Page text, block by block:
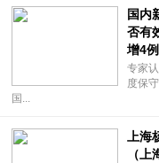
国内
否有
增4
专家
度保
国...
上
（